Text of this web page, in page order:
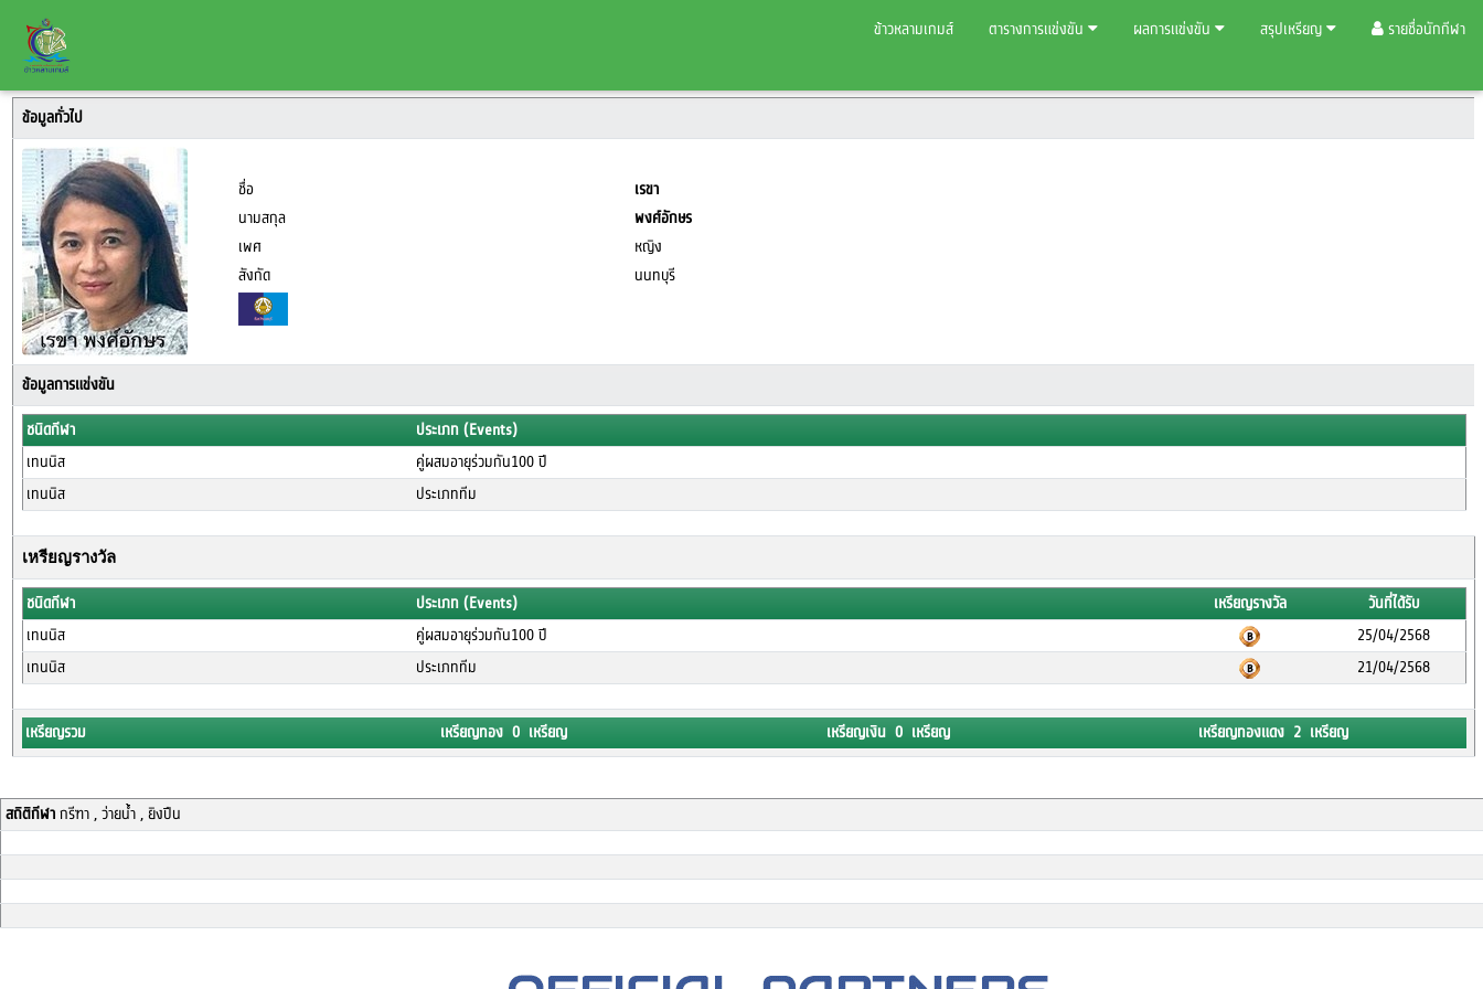
ข้าวหลามเกมส์ ตารางการแข่งขัน ผลการแข่งขัน สรุปเหรียญ รายชื่อนักกีฬา
ข้อมูลทั่วไป
ชื่อ
เรขา
นามสกุล
พงศ์อักษร
เพศ
หญิง
สังกัด
นนทบุรี
ข้อมูลการแข่งขัน
ชนิดกีฬา
ประเภท (Events)
เทนนิส
คู่ผสมอายุร่วมกัน100 ปี
เทนนิส
ประเภททีม
เหรียญรางวัล
ชนิดกีฬา ประเภท (Events) เหรียญรางวัล
วันที่ได้รับ
เทนนิส
คู่ผสมอายุร่วมกัน100 ปี
25/04/2568
เทนนิส
ประเภททีม 21/04/2568
เหรียญรวม เหรียญทอง 0 เหรียญ เหรียญเงิน 0 เหรียญ เหรียญทองแดง 2 เหรียญ
สถิติกีฬากรีฑา , ว่ายน้ำ , ยิงปืน